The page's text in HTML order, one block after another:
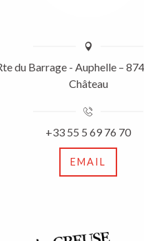
du Barrage - Auphelle –
Château
+33 55 5 69 76 70
EMAIL